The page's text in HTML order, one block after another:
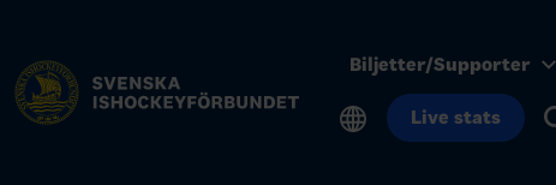
Biljetter/Supporter
Live stats